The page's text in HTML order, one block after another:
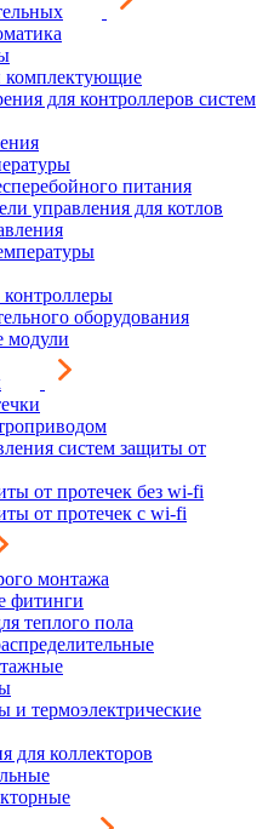
комплектующие
для контроллеров систем
питания
управления для котлов
оборудования
модули
систем защиты от
от протечек без wi-fi
от протечек с wi-fi
монтажа
фитинги
теплого пола
и термоэлектрические
для коллекторов